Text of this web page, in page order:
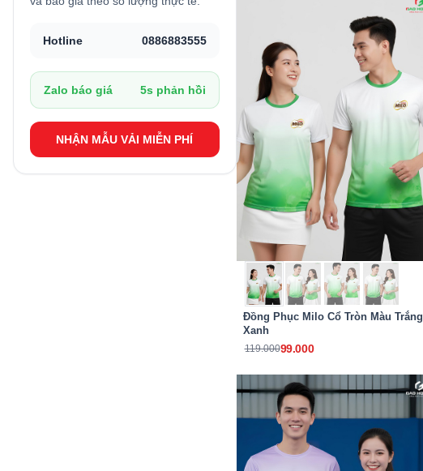
Hotline 0886883555
Zalo báo giá 5s phản hồi
NHẬN MẪU VẢI MIỄN PHÍ
Đồng Phục Milo Cổ Tròn Màu Trắng
Xanh
119.00099.000